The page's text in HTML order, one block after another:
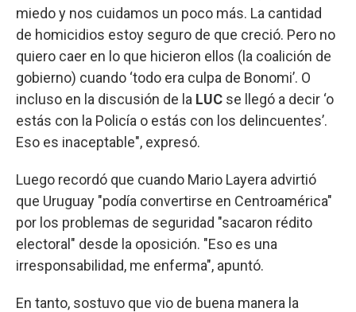
miedo y nos cuidamos un poco más. La cantidad
de homicidios estoy seguro de que creció. Pero no
quiero caer en lo que hicieron ellos (la coalición de
gobierno) cuando ‘todo era culpa de Bonomi’. O
incluso en la discusión de la LUC se llegó a decir ‘o
estás con la Policía o estás con los delincuentes’.
Eso es inaceptable", expresó.
Luego recordó que cuando Mario Layera advirtió
que Uruguay "podía convertirse en Centroamérica"
por los problemas de seguridad "sacaron rédito
electoral" desde la oposición. "Eso es una
irresponsabilidad, me enferma", apuntó.
En tanto, sostuvo que vio de buena manera la